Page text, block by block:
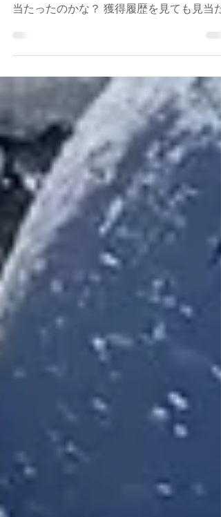
dポイントがある日突然3万ポイントも増え
らない。 とりあえず多い分にはいいか！
------------------------------- 2月19日の記録で
す。...